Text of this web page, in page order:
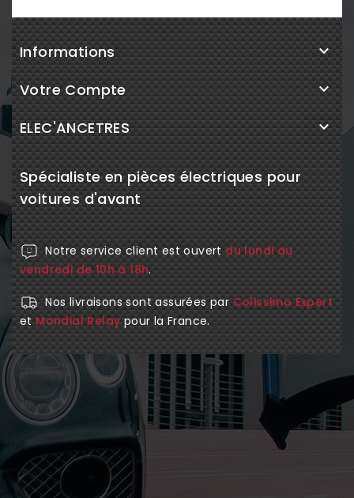
Informations 
Votre Compte 
ELEC'ANCETRES 
Spécialiste en pièces électriques pour
voitures d'avant
Notre service client est ouvertdu lundi au
vendredi de 10h à 18h.
Nos livraisons sont assurées par Colissimo Expert
etMondial Relaypour la France.